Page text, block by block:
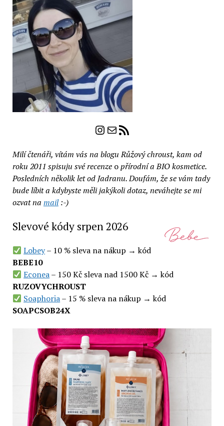
Instagram
E-mail
RSS zdroj
Milí čtenáři, vítám vás na blogu Růžový chroust, kam od
roku 2011 spisuju své recenze opřírodní a BIO kosmetice.
Posledních několik let od Jadranu. Doufám, že se vám tady
bude líbit a kdybyste měli jakýkoli dotaz, neváhejte se mi
ozvat na mail:-)
Slevové kódy srpen 2026
Lobey– 10 % sleva na nákup → kód
BEBE10
Econea– 150 Kč sleva nad 1500 Kč → kód
RUZOVYCHROUST
Soaphoria– 15 % sleva na nákup → kód
SOAPCSOB24X